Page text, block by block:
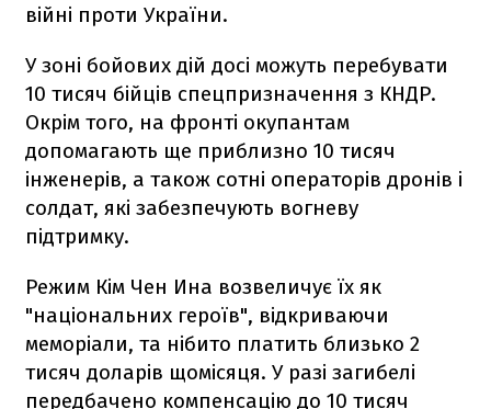
війні проти України.
У зоні бойових дій досі можуть перебувати
10 тисяч бійців спецпризначення з КНДР.
Окрім того, на фронті окупантам
допомагають ще приблизно 10 тисяч
інженерів, а також сотні операторів дронів і
солдат, які забезпечують вогневу
підтримку.
Режим Кім Чен Ина возвеличує їх як
"національних героїв", відкриваючи
меморіали, та нібито платить близько 2
тисяч доларів щомісяця. У разі загибелі
передбачено компенсацію до 10 тисяч